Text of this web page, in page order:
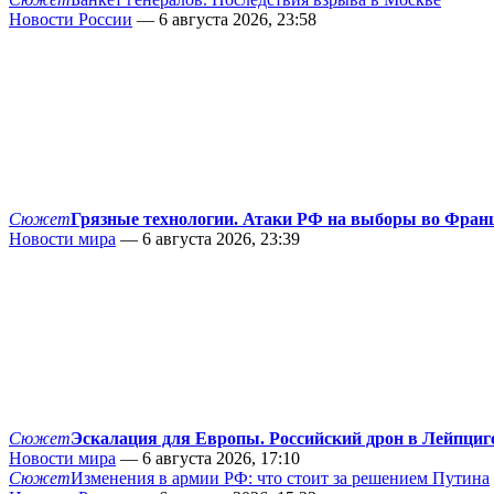
Новости России — 6 августа 2026, 23:58
СюжетГрязные технологии. Атаки РФ на выборы во
Новости мира — 6 августа 2026, 23:39
СюжетЭскалация для Европы. Российский дрон в
Новости мира — 6 августа 2026, 17:10
СюжетИзменения в армии РФ: что стоит за решением Путина